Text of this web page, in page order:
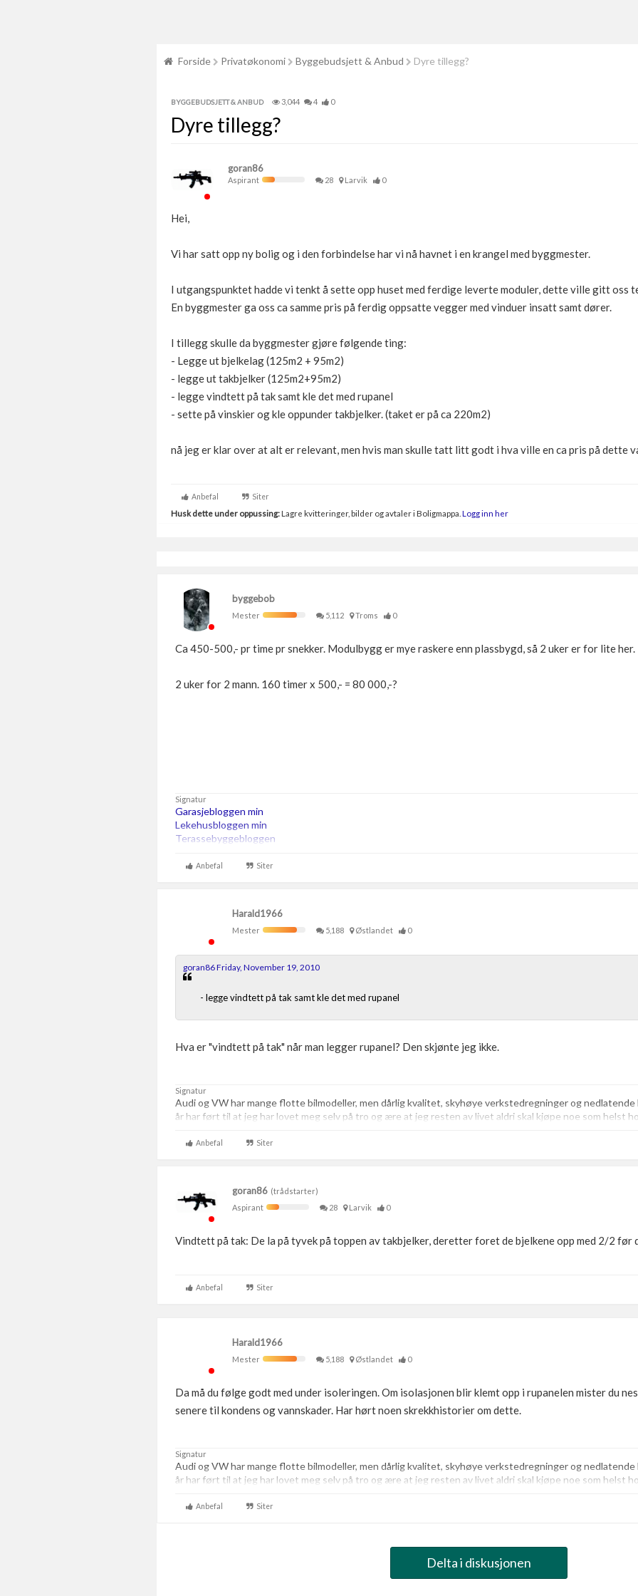
Forside Privatøkonomi Byggebudsjett & Anbud Dyre tillegg?
BYGGEBUDSJETT & ANBUD 3,044 4 0
Dyre tillegg?
goran86
Aspirant 28 Larvik 0
Hei,
Vi har satt opp ny bolig og i den forbindelse har vi nå havnet i en krangel med byggmester.
I utgangspunktet hadde vi tenkt å sette opp huset med ferdige leverte moduler, dette ville gitt oss
En byggmester ga oss ca samme pris på ferdig oppsatte vegger med vinduer insatt samt dører.
I tillegg skulle da byggmester gjøre følgende ting:
- Legge ut bjelkelag (125m2 + 95m2)
- legge ut takbjelker (125m2+95m2)
- legge vindtett på tak samt kle det med rupanel
- sette på vinskier og kle oppunder takbjelker. (taket er på ca 220m2)
nå jeg er klar over at alt er relevant, men hvis man skulle tatt litt godt i hva ville en ca pris på dette
Anbefal Siter
Husk dette under oppussing:Lagre kvitteringer, bilder og avtaler i Boligmappa. Logg inn her
byggebob
Mester
5,112 Troms 0
Ca 450-500,- pr time pr snekker. Modulbygg er mye raskere enn plassbygd, så 2 uker er for lite her.
2 uker for 2 mann. 160 timer x 500,- = 80 000,-?
Signatur
Garasjebloggen min
Lekehusbloggen min
Terassebyggebloggen
260m2 bta trehus etter TEK07, Thermia Optimum G2 8kw i serie med 200ltr OZO Super. 180m
Anbefal Siter
Harald1966
Mester
5,188 Østlandet 0
goran86 Friday, November 19, 2010
- legge vindtett på tak samt kle det med rupanel
Hva er "vindtett på tak" når man legger rupanel? Den skjønte jeg ikke.
Signatur
Audi og VW har mange flotte bilmodeller, men dårlig kvalitet, skyhøye verkstedregninger og
år har ført til at jeg har lovet meg selv på tro og ære at jeg resten av livet aldri skal kjøpe noe som helst
Anbefal Siter
goran86 (trådstarter)
Aspirant
28 Larvik 0
Vindtett på tak: De la på tyvek på toppen av takbjelker, deretter foret de bjelkene opp med 2/2 før
Anbefal Siter
Harald1966
Mester
5,188 Østlandet 0
Da må du følge godt med under isoleringen. Om isolasjonen blir klemt opp i rupanelen mister du
senere til kondens og vannskader. Har hørt noen skrekkhistorier om dette.
Signatur
Audi og VW har mange flotte bilmodeller, men dårlig kvalitet, skyhøye verkstedregninger og
år har ført til at jeg har lovet meg selv på tro og ære at jeg resten av livet aldri skal kjøpe noe som helst
Anbefal Siter
Delta i diskusjonen